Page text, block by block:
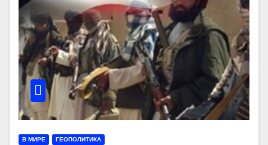
В МИРЕ ГЕОПОЛИТИКА